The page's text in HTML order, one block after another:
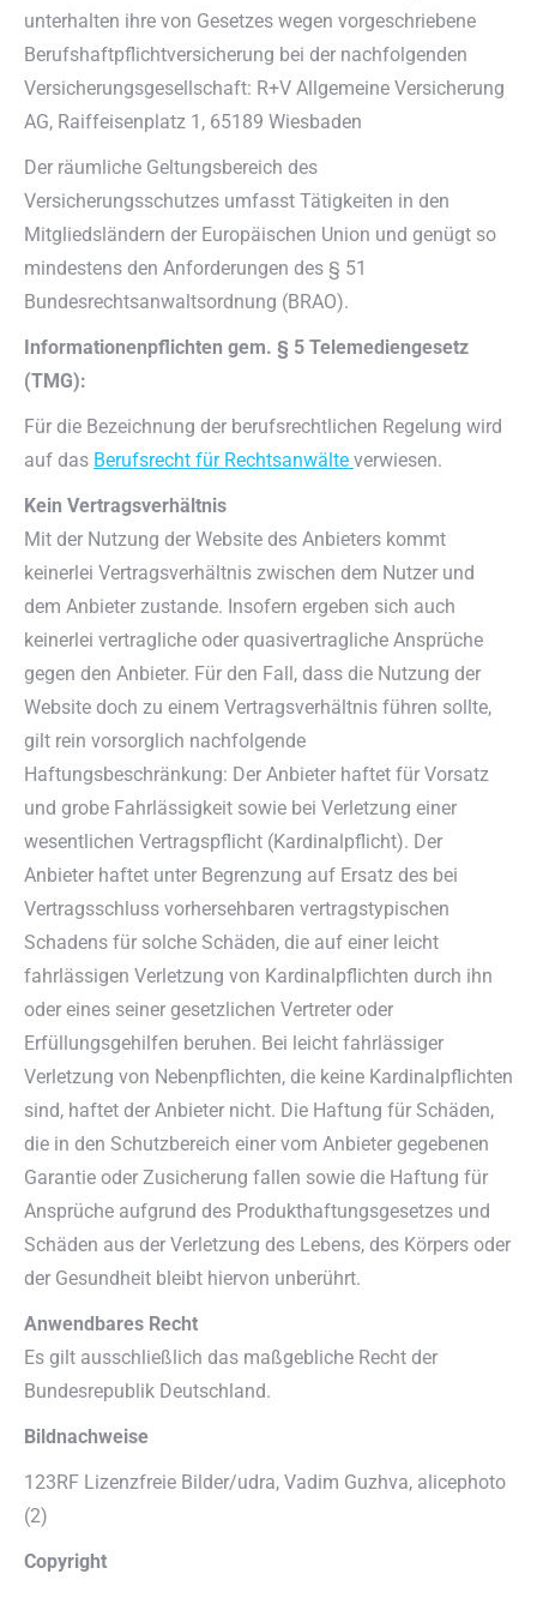
unterhalten ihre von Gesetzes wegen vorgeschriebene
Berufshaftpflichtversicherung bei der nachfolgenden
Versicherungsgesellschaft: R+V Allgemeine Versicherung
AG, Raiffeisenplatz 1, 65189 Wiesbaden
Der räumliche Geltungsbereich des
Versicherungsschutzes umfasst Tätigkeiten in den
Mitgliedsländern der Europäischen Union und genügt so
mindestens den Anforderungen des § 51
Bundesrechtsanwaltsordnung (BRAO).
Informationenpflichten gem. § 5 Telemediengesetz
(TMG):
Für die Bezeichnung der berufsrechtlichen Regelung wird
auf das Berufsrecht für Rechtsanwälte verwiesen.
Kein Vertragsverhältnis
Mit der Nutzung der Website des Anbieters kommt
keinerlei Vertragsverhältnis zwischen dem Nutzer und
dem Anbieter zustande. Insofern ergeben sich auch
keinerlei vertragliche oder quasivertragliche Ansprüche
gegen den Anbieter. Für den Fall, dass die Nutzung der
Website doch zu einem Vertragsverhältnis führen sollte,
gilt rein vorsorglich nachfolgende
Haftungsbeschränkung: Der Anbieter haftet für Vorsatz
und grobe Fahrlässigkeit sowie bei Verletzung einer
wesentlichen Vertragspflicht (Kardinalpflicht). Der
Anbieter haftet unter Begrenzung auf Ersatz des bei
Vertragsschluss vorhersehbaren vertragstypischen
Schadens für solche Schäden, die auf einer leicht
fahrlässigen Verletzung von Kardinalpflichten durch ihn
oder eines seiner gesetzlichen Vertreter oder
Erfüllungsgehilfen beruhen. Bei leicht fahrlässiger
Verletzung von Nebenpflichten, die keine Kardinalpflichten
sind, haftet der Anbieter nicht. Die Haftung für Schäden,
die in den Schutzbereich einer vom Anbieter gegebenen
Garantie oder Zusicherung fallen sowie die Haftung für
Ansprüche aufgrund des Produkthaftungsgesetzes und
Schäden aus der Verletzung des Lebens, des Körpers oder
der Gesundheit bleibt hiervon unberührt.
Anwendbares Recht
Es gilt ausschließlich das maßgebliche Recht der
Bundesrepublik Deutschland.
Bildnachweise
123RF Lizenzfreie Bilder/udra, Vadim Guzhva, alicephoto
(2)
Copyright